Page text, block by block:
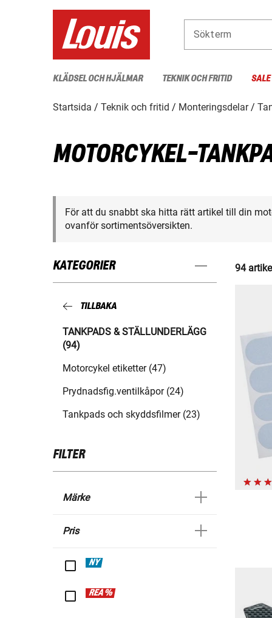
Sökterm
KLÄDSEL OCH HJÄLMAR TEKNIK OCH FRITID
Startsida Teknik och fritid Monteringsdelar
MOTORCYKEL-
För att du snabbt ska hitta rätt artikel till din
ovanför sortimentsöversikten.
KATEGORIER
TILLBAKA
TANKPADS & STÄLLUNDERLÄGG
(94)
Motorcykel etiketter (47)
Prydnadsfig.ventilkåpor (24)
Tankpads och skyddsfilmer (23)
FILTER
Märke
Pris
NY
REA %
94